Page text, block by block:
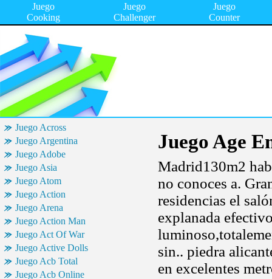
Juego
Cooking
Juego
Challenger
Juego
Counter
Juego Across
Juego Argentina
Juego Adobe
Juego Asia
Juego Atom
Juego Action
Juego Arena
Juego Action Man
Juego Act Of War
Juego Active Dolls
Juego Acb Total
Juego Acb Online
Juego Age
Madrid130m2
no conoces a.
residencias el
explanada
sin.. piedra
en excelentes